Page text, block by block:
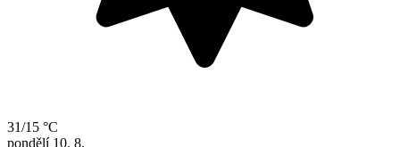
31/15 °C
pondělí 10. 8.